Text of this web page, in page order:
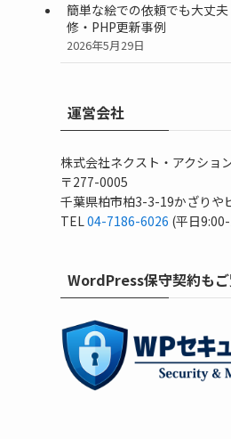
簡単な絵での依頼でも大丈
修・PHP更新事例
2026年5月29日
運営会社
株式会社ネクスト・アクショ
〒277-0005
千葉県柏市柏3-3-19かざりや
TEL 04-7186-6026 (平日
WordPress保守契約も